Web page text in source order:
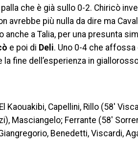
che è già sullo 0-2. Chiricò
avrebbe più nulla da dire ma
anche a Talia, per una presunta
e poi di Deli. Uno 0-4 che
fine dell’esperienza in
Kaouakibi, Capellini, Rillo (58′
Masciangelo; Ferrante (58′
Benedetti, Viscardi,